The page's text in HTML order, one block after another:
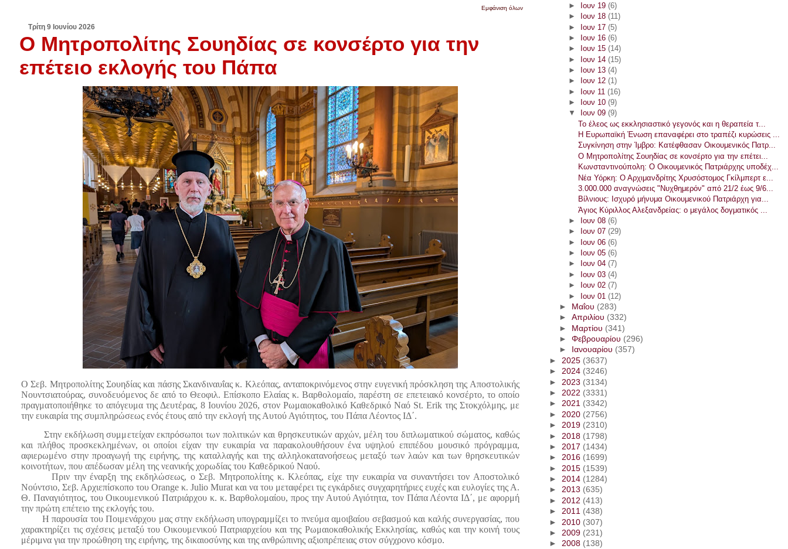
Εμφάνιση όλων
Τρίτη 9 Ιουνίου 2026
Ο Μητροπολίτης Σουηδίας σε κονσέρτο για την
επέτειο εκλογής του Πάπα
Ο Σεβ. Μητροπολίτης Σουηδίας και πάσης Σκανδιναυΐας κ. Κλεόπας, ανταποκρινόμενος στην ευγενική πρόσκληση της Αποστολικής
Νουντσιατούρας, συνοδευόμενος δε από το Θεοφιλ. Επίσκοπο Ελαίας κ. Βαρθολομαίο, παρέστη σε επετειακό κονσέρτο, το οποίο
πραγματοποιήθηκε το απόγευμα της Δευτέρας, 8 Ιουνίου 2026, στον Ρωμαιοκαθολικό Καθεδρικό Ναό St. Erik της Στοκχόλμης, με
την ευκαιρία της συμπληρώσεως ενός έτους από την εκλογή της Αυτού Αγιότητος, του Πάπα Λέοντος ΙΔ΄.
Στην εκδήλωση συμμετείχαν εκπρόσωποι των πολιτικών και θρησκευτικών αρχών, μέλη του διπλωματικού σώματος, καθώς
και πλήθος προσκεκλημένων, οι οποίοι είχαν την ευκαιρία να παρακολουθήσουν ένα υψηλού επιπέδου μουσικό πρόγραμμα,
αφιερωμένο στην προαγωγή της ειρήνης, της καταλλαγής και της αλληλοκατανοήσεως μεταξύ των λαών και των θρησκευτικών
κοινοτήτων, που απέδωσαν μέλη της νεανικής χορωδίας του Καθεδρικού Ναού.
Πριν την έναρξη της εκδηλώσεως, ο Σεβ. Μητροπολίτης κ. Κλεόπας, είχε την ευκαιρία να συναντήσει τον Αποστολικό
Νούντσιο, Σεβ. Αρχιεπίσκοπο τουOrange κ. Julio Murat και να του μεταφέρει τις εγκάρδιες συγχαρητήριες ευχές και ευλογίες της Α.
Θ. Παναγιότητος, του Οικουμενικού Πατριάρχου κ. κ. Βαρθολομαίου, προς την Αυτού Αγιότητα, τον Πάπα Λέοντα ΙΔ΄, με αφορμή
την πρώτη επέτειο της εκλογής του.
Η παρουσία του Ποιμενάρχου μας στην εκδήλωση υπογραμμίζει το πνεύμα αμοιβαίου σεβασμού και καλής συνεργασίας, που
χαρακτηρίζει τις σχέσεις μεταξύ του Οικουμενικού Πατριαρχείου και της Ρωμαιοκαθολικής Εκκλησίας, καθώς και την κοινή τους
μέριμνα για την προώθηση της ειρήνης, της δικαιοσύνης και της ανθρώπινης αξιοπρέπειας στον σύγχρονο κόσμο.
►
Ιουν 19 (6)
►
Ιουν 18 (11)
► Ιουν 17 (5)
►
Ιουν 16 (6)
►
Ιουν 15 (14)
► Ιουν 14 (15)
►
Ιουν 13 (4)
►
Ιουν 12 (1)
► Ιουν 11 (16)
►
Ιουν 10 (9)
▼
Ιουν 09 (9)
Το έλεος ως εκκλησιαστικό γεγονός και η θεραπεία τ...
Η Ευρωπαϊκή Ένωση επαναφέρει στο τραπέζι κυρώσεις ...
Συγκίνηση στην Ίμβρο: Κατέφθασαν Οικουμενικός Πατρ...
Ο Μητροπολίτης Σουηδίας σε κονσέρτο για την επέτει...
Κωνσταντινούπολη: Ο Οικουμενικός Πατριάρχης υποδέχ...
Νέα Υόρκη: Ο Αρχιμανδρίτης Χρυσόστομος Γκίλμπερτ ε...
3.000.000 αναγνώσεις "Νυχθημερόν" από 21/2 έως 9/6...
Βίλνιους: Ισχυρό μήνυμα Οικουμενικού Πατριάρχη για...
Άγιος Κύριλλος Αλεξανδρείας: ο μεγάλος δογματικός ...
►
Ιουν 08 (6)
►
Ιουν 07 (29)
► Ιουν 06 (6)
►
Ιουν 05 (6)
►
Ιουν 04 (7)
►
Ιουν 03 (4)
►
Ιουν 02 (7)
► Ιουν 01 (12)
►
Μαΐου (283)
► Απριλίου (332)
► Μαρτίου (341)
► Φεβρουαρίου (296)
►
Ιανουαρίου (357)
► 2025 (3637)
►2024 (3246)
► 2023 (3134)
► 2022 (3331)
►2021 (3342)
► 2020 (2756)
►2019 (2310)
► 2018 (1798)
► 2017 (1434)
►2016 (1699)
► 2015 (1539)
►2014 (1284)
►2013 (635)
► 2012 (413)
►2011 (438)
► 2010 (307)
►2009 (231)
►2008 (138)